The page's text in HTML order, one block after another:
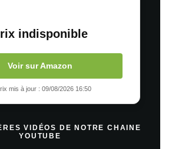
indisponible
Voir sur Amazon
mis à jour : 09/08/2026 16:50
VIDÉOS DE NOTRE CHAINE
YOUTUBE